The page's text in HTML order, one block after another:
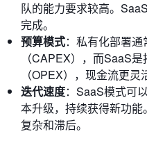
队的能力要求较高。
完成。
预算模式：私有化部署
（CAPEX），而SaaS
（OPEX），现金流更灵
迭代速度：SaaS模式可
本升级，持续获得新功
复杂和滞后。